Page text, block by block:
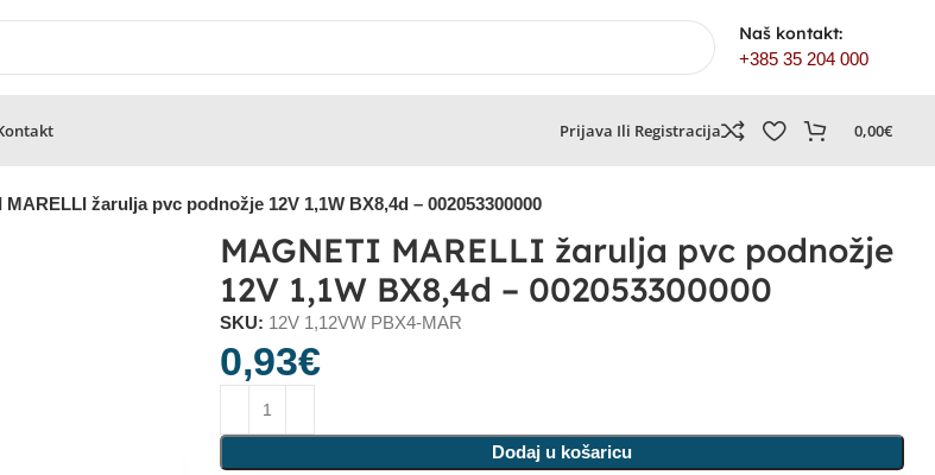
Naš kontakt:
+385 35 204 000
Prijava Ili Registracija 0,00€
MARELLI žarulja pvc podnožje 12V 1,1W BX8,4d – 002053300000
MAGNETI MARELLI žarulja pvc podnožje
12V 1,1W BX8,4d – 002053300000
SKU: 12V 1,12VW PBX4-MAR
0,93€
Dodaj u košaricu